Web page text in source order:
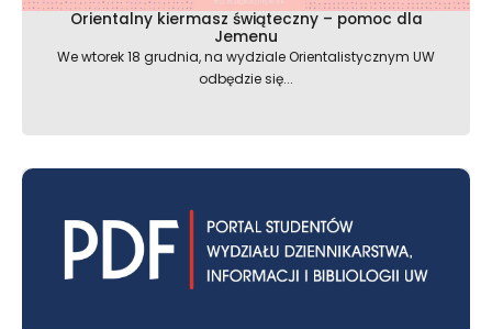
Orientalny kiermasz świąteczny – pomoc dla
Jemenu
We wtorek 18 grudnia, na wydziale Orientalistycznym UW
odbędzie się...